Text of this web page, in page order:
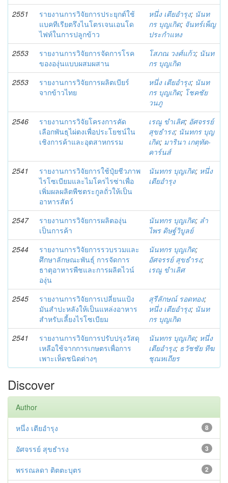
2551
รายงานการวิจัยการประยุกต์ใช้
แบคทีเรียตรึงไนโตรเจนเอนโด
ไฟท์ในการปลูกข้าว
หนึ่ง เตียอำรุง; นันท
กร บุญเกิด; จันทร์เพ็ญ
ประกำแหง
2553
รายงานการวิจัยการจัดการโรค
ขององุ่นแบบผสมผสาน
โสภณ วงศ์แก้ว; นันท
กร บุญเกิด
2553
รายงานการวิจัยการผลิตเบียร์
จากข้าวไทย
หนึ่ง เตียอำรุง; นันท
กร บุญเกิด; โชคชัย
วนภู
2546
รายงานการวิจัยโครงการคัด
เลือกพันธุไผ่ตงเพื่อประโยชน์ใน
เชิงการค้าและอุตสาหกรรม
เรณู ขำเลิศ; อัศจรรย์
สุขธำรง; นันทกร บุญ
เกิด; มารินา เกตุทัต-
คาร์นส์
2541
รายงานการวิจัยการใช้ปุ๋ยชีวภาพ
ไรโซเบียมและไมโครไรซ่าเพื่อ
เพิ่มผลผลิตพืชตระกูลถั่วให้เป็น
อาหารสัตว์
นันทกร บุญเกิด; หนึ่ง
เตียอำรุง
2547
รายงานการวิจัยการผลิตองุ่น
เป็นการค้า
นันทกร บุญเกิด; ลำ
ไพร ดิษฐ์วิบูลย์
2544
รายงานการวิจัยการรวบรวมและ
ศึกษาลักษณะพันธุ์ การจัดการ
ธาตุอาหารพืชและการผลิตไวน์
องุ่น
นันทกร บุญเกิด;
อัศจรรย์ สุขธำรง;
เรณู ขำเลิศ
2545
รายงานการวิจัยการเปลี่ยนแป้ง
มันสำปะหลังให้เป็นแหล่งอาหาร
สำหรับเลี้ยงไรโซเบียม
สุรีลักษณ์ รอดทอง;
หนึ่ง เตียอำรุง; นันท
กร บุญเกิด
2541
รายงานการวิจัยการปรับปรุงวัสดุ
เหลือใช้จากการเกษตรเพื่อการ
เพาะเห็ดชนิดต่างๆ
นันทกร บุญเกิด; หนึ่ง
เตียอำรุง; ธวัชชัย ทีฆ
ชุณหเถียร
Discover
Author
8
หนึ่ง เตียอำรุง
3
อัศจรรย์ สุขธำรง
2
พรรณลดา ติตตะบุตร